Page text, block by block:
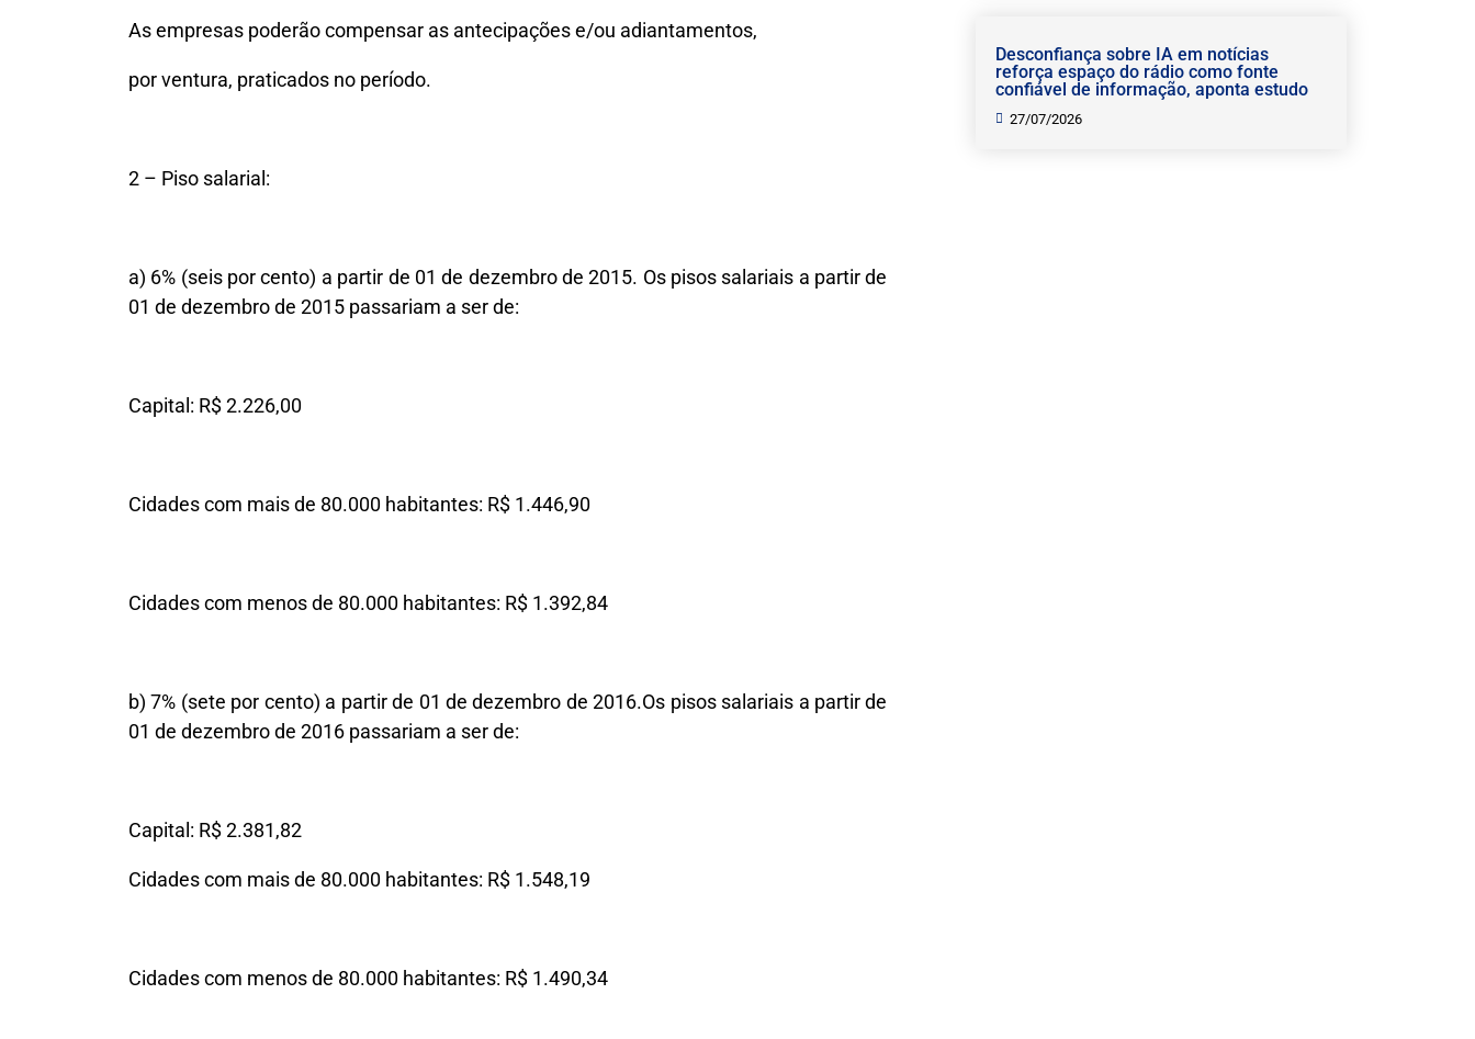
As empresas poderão compensar as antecipações e/ou adiantamentos,
por ventura, praticados no período.
2 – Piso salarial:
a) 6% (seis por cento) a partir de 01 de dezembro de 2015. Os pisos salariais a partir de
01 de dezembro de 2015 passariam a ser de:
Capital: R$ 2.226,00
Cidades com mais de 80.000 habitantes: R$ 1.446,90
Cidades com menos de 80.000 habitantes: R$ 1.392,84
b) 7% (sete por cento) a partir de 01 de dezembro de 2016.Os pisos salariais a partir de
01 de dezembro de 2016 passariam a ser de:
Capital: R$ 2.381,82
Cidades com mais de 80.000 habitantes: R$ 1.548,19
Cidades com menos de 80.000 habitantes: R$ 1.490,34
Desconfiança sobre IA em notícias
reforça espaço do rádio como fonte
confiável de informação, aponta estudo
27/07/2026